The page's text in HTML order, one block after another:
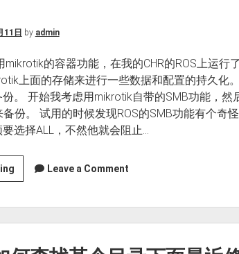
11日 by admin
mikrotik的容器功能，在我的CHR的ROS上运行
上面的存储来进行一些数据和配置的持久化
。 开始我考虑用mikrotik自带的SMB功能，然
份。 试用的时候发现ROS的SMB功能有个奇
选择ALL，不然他就会阻止…
使
用
backup
Leave a Comment